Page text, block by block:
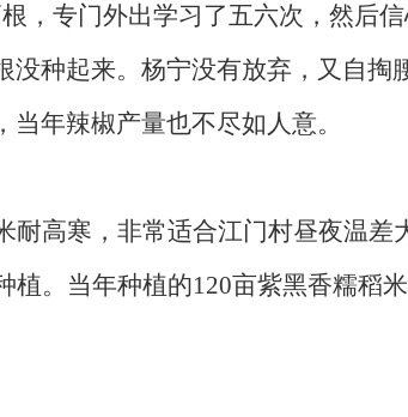
，专门外出学习了五六次，然后
种起来。杨宁没有放弃，又自
年辣椒产量也不尽如人意。
耐高寒，非常适合江门村昼夜温
植。当年种植的120亩紫黑香糯稻